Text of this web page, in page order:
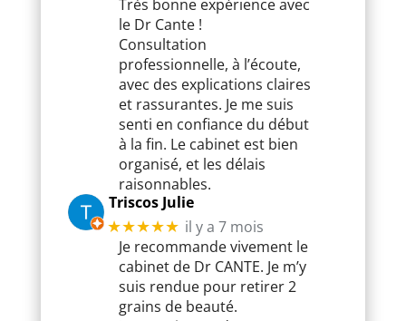
Très bonne expérience avec
le Dr Cante !
Consultation
professionnelle, à l’écoute,
avec des explications claires
et rassurantes. Je me suis
senti en confiance du début
à la fin. Le cabinet est bien
organisé, et les délais
raisonnables.
Triscos Julie
★★★★★ il y a 7 mois
Je recommande vivement le
cabinet de Dr CANTE. Je m’y
suis rendue pour retirer 2
grains de beauté.